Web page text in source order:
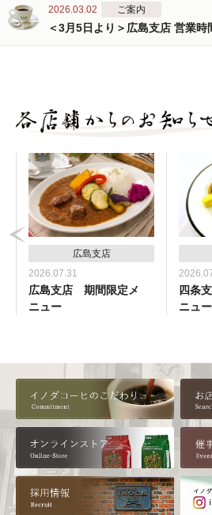
2026.03.02 ご案内
＜3月5日より＞広島支店 営業時
広島支店
2026.07.31
広島支店 期間限定メ
ニュー
四条
ニュー